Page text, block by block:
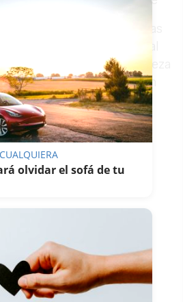
Santa María de la Cabeza
Barco, junto a la estación
olvidar el sofá de tu